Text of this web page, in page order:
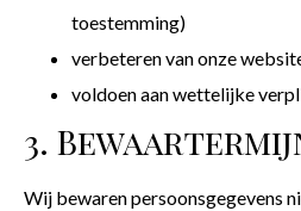
toestemming)
verbeteren van onze
voldoen aan wettelijke
3.
Wij bewaren persoonsgegevens